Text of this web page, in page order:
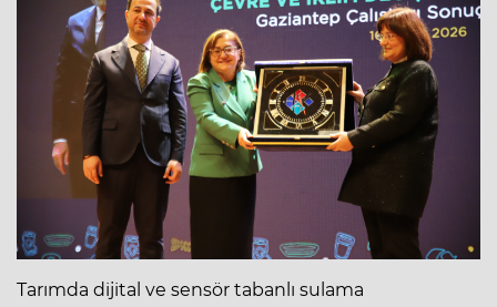
Tarımda dijital ve sensör tabanlı sulama